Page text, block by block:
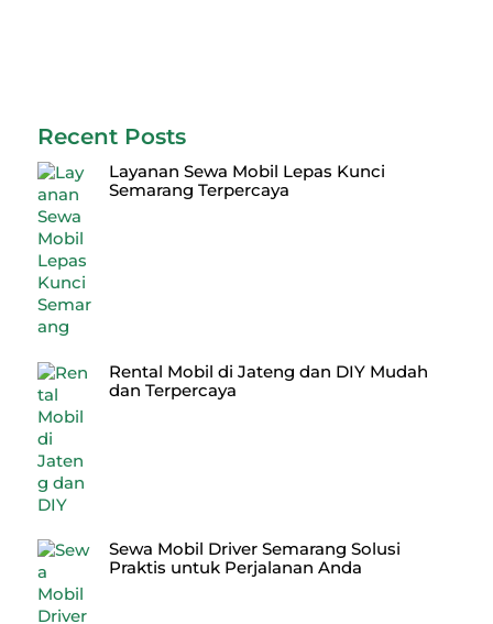
Recent Posts
Layanan Sewa Mobil Lepas Kunci
Semarang Terpercaya
Rental Mobil di Jateng dan DIY Mudah
dan Terpercaya
Sewa Mobil Driver Semarang Solusi
Praktis untuk Perjalanan Anda